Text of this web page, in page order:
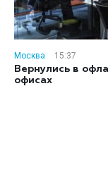
Москва
15:37
Вернулись в
офисах